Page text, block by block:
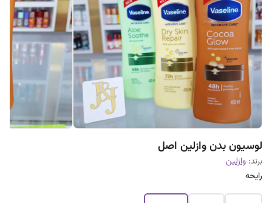
لوسیون بدن وازلین اصل
برند: وازلین
رایحه